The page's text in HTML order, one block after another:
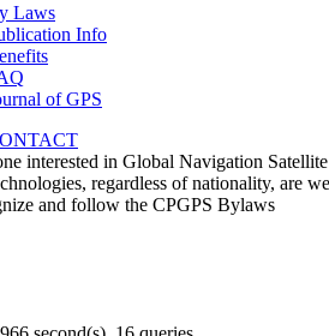
Laws
Info
of GPS
interested in Global Navigation
regardless of nationality, are
and follow the CPGPS Bylaws